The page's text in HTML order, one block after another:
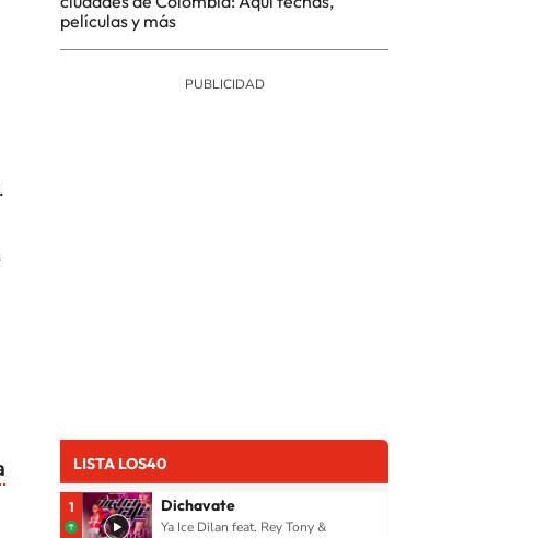
películas y más
LISTA LOS40
1 Dichavate
Ya Ice Dilan feat. Rey Tony &